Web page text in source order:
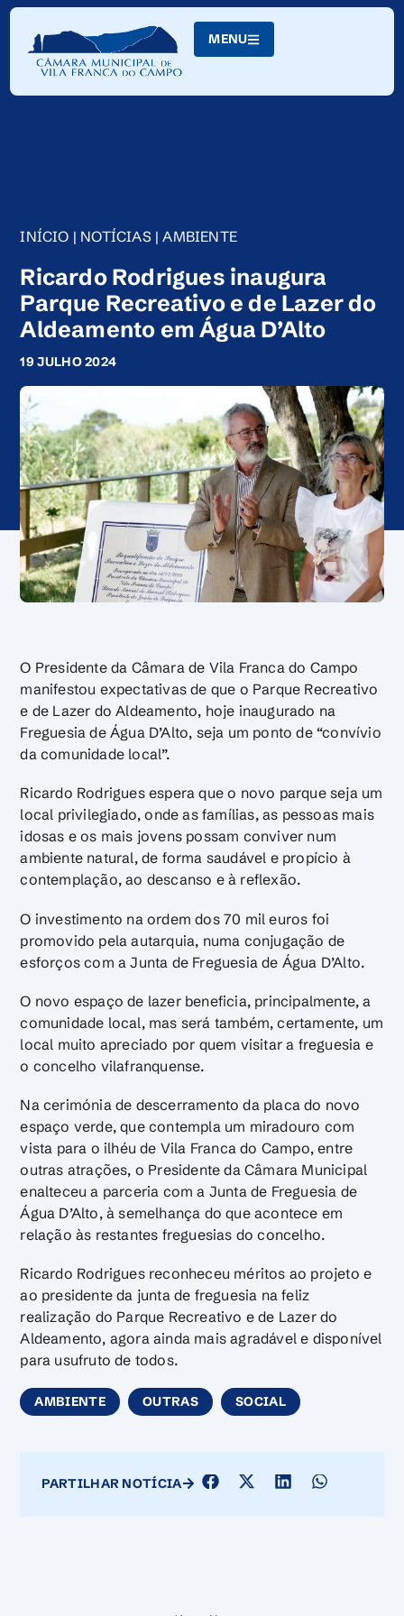
Skip
Content
MENU
INÍCIO | NOTÍCIAS |AMBIENTE
Ricardo Rodrigues inaugura
Parque Recreativo e de Lazer do
Aldeamento em Água D’Alto
19 JULHO 2024
O Presidente da Câmara de Vila Franca do Campo
manifestou expectativas de que o Parque Recreativo
e de Lazer do Aldeamento, hoje inaugurado na
Freguesia de Água D’Alto, seja um ponto de “convívio
da comunidade local”.
Ricardo Rodrigues espera que o novo parque seja um
local privilegiado, onde as famílias, as pessoas mais
idosas e os mais jovens possam conviver num
ambiente natural, de forma saudável e propício à
contemplação, ao descanso e à reflexão.
O investimento na ordem dos 70 mil euros foi
promovido pela autarquia, numa conjugação de
esforços com a Junta de Freguesia de Água D’Alto.
O novo espaço de lazer beneficia, principalmente, a
comunidade local, mas será também, certamente, um
local muito apreciado por quem visitar a freguesia e
o concelho vilafranquense.
Na cerimónia de descerramento da placa do novo
espaço verde, que contempla um miradouro com
vista para o ilhéu de Vila Franca do Campo, entre
outras atrações, o Presidente da Câmara Municipal
enalteceu a parceria com a Junta de Freguesia de
Água D’Alto, à semelhança do que acontece em
relação às restantes freguesias do concelho.
Ricardo Rodrigues reconheceu méritos ao projeto e
ao presidente da junta de freguesia na feliz
realização do Parque Recreativo e de Lazer do
Aldeamento, agora ainda mais agradável e disponível
para usufruto de todos.
AMBIENTE OUTRAS SOCIAL
PARTILHAR NOTÍCIA